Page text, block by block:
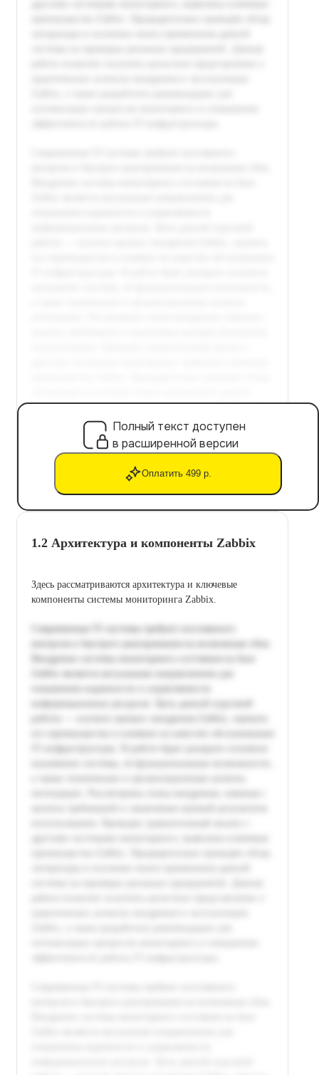
Полный текст доступен
в расширенной версии
Оплатить 499 р.
1.2 Архитектура и компоненты Zabbix
Здесь рассматриваются архитектура и ключевые
компоненты системы мониторинга Zabbix.